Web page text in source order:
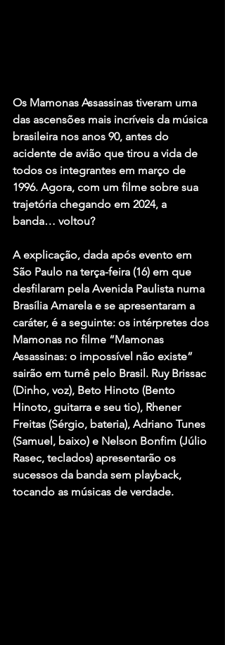
Os Mamonas Assassinas tiveram uma
das ascensões mais incríveis da música
brasileira nos anos 90, antes do
acidente de avião que tirou a vida de
todos os integrantes em março de
1996. Agora, com um filme sobre sua
trajetória chegando em 2024, a
banda… voltou?
A explicação, dada após evento em
São Paulo na terça-feira (16) em que
desfilaram pela Avenida Paulista numa
Brasília Amarela e se apresentaram a
caráter, é a seguinte: os intérpretes dos
Mamonas no filme “Mamonas
Assassinas: o impossível não existe”
sairão em turnê pelo Brasil. Ruy Brissac
(Dinho, voz), Beto Hinoto (Bento
Hinoto, guitarra e seu tio), Rhener
Freitas (Sérgio, bateria), Adriano Tunes
(Samuel, baixo) e Nelson Bonfim (Júlio
Rasec, teclados) apresentarão os
sucessos da banda sem playback,
tocando as músicas de verdade.